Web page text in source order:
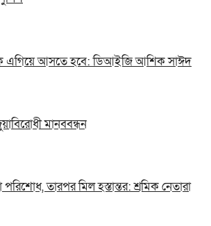
এগিয়ে আসতে হবে: ডিআইজি আশিক সাঈদ
মানববন্ধন
তারপর মিল হস্তান্তর: শ্রমিক নেতারা